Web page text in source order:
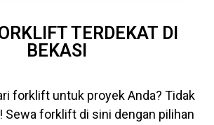
TERDEKAT DI
BEKASI
forklift untuk proyek Anda? Tidak
Sewa forklift di sini dengan pilihan